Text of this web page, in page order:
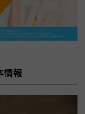
情報